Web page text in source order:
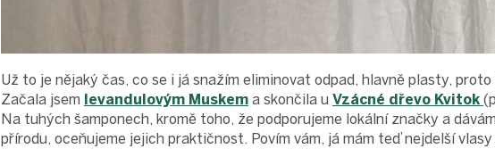
Už to je nějaký čas, co se i já snažím eliminovat odpad, hlavně plasty,
Začala jsem levandulovým Muskem a skončila u Vzácné dřevo Kvitok
Na tuhých šamponech, kromě toho, že podporujeme lokální značky a
přírodu, oceňujeme jejich praktičnost. Povím vám, já mám teď nejdelší